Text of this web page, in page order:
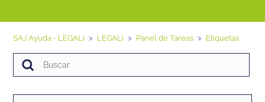
SAJ Ayuda - LEGALi LEGALi Panel de Tareas Etiquetas